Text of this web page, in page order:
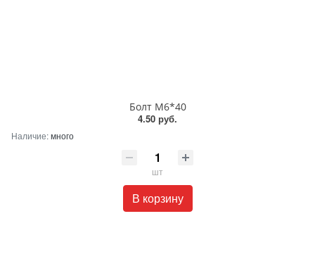
Болт М6*40
4.50 руб.
Наличие:много
шт
В корзину